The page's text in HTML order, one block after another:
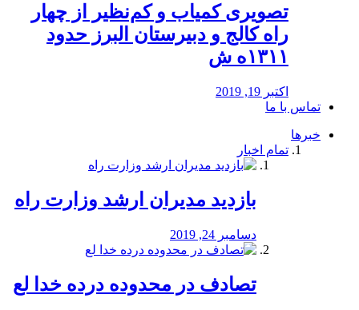
️تصویری کمیاب و کم‌نظیر از چهار
راه كالج و دبيرستان البرز حدود
۱۳۱۱ه ش
اکتبر 19, 2019
تماس با ما
خبرها
تمام اخبار
بازدید مدیران ارشد وزارت راه
دسامبر 24, 2019
تصادف در محدوده درده خدا لع